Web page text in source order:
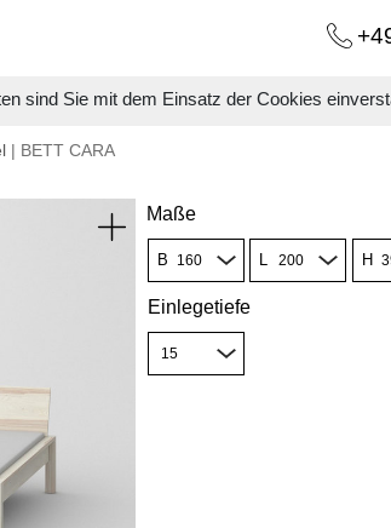
sind Sie mit dem Einsatz der Cookies
| BETT CARA
Maße
B L H
Einlegetiefe